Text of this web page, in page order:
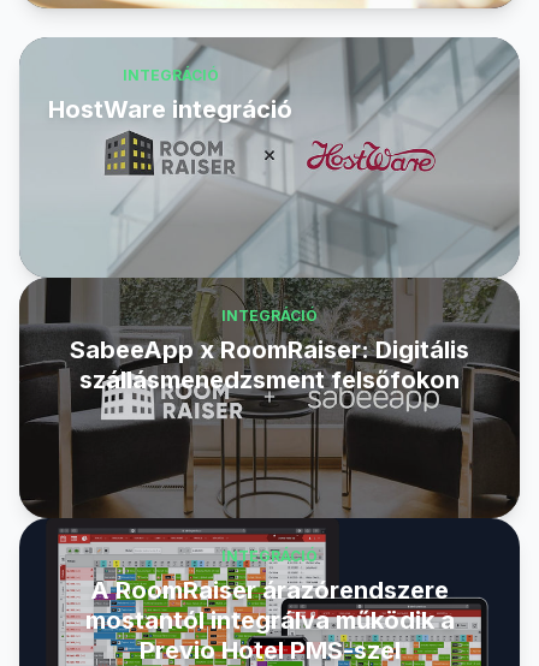
INTEGRÁCIÓ
HostWare integráció
INTEGRÁCIÓ
SabeeApp x RoomRaiser: Digitális
szállásmenedzsment felsőfokon
INTEGRÁCIÓ
A RoomRaiser árazórendszere
mostantól integrálva működik a
Previo Hotel PMS-szel